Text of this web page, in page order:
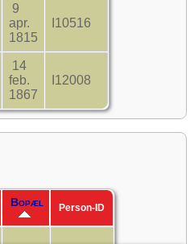
9
apr.
1815
I10516
14
feb.
1867
I12008
Bopæl Person-ID